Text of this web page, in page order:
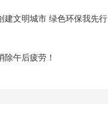
建文明城市 绿色环保我先行
除午后疲劳！